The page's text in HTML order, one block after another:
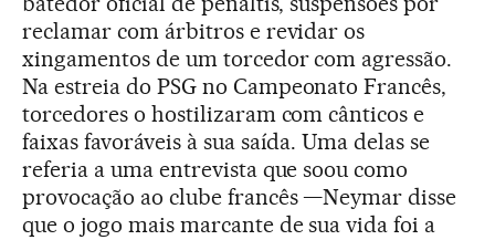
reclamar com árbitros e revidar os
xingamentos de um torcedor com agressão.
Na estreia do PSG no Campeonato Francês,
torcedores o hostilizaram com cânticos e
faixas favoráveis à sua saída. Uma delas se
referia a uma entrevista que soou como
provocação ao clube francês —Neymar disse
que o jogo mais marcante de sua vida foi a